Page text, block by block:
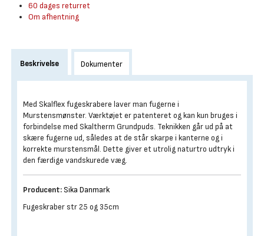
60 dages returret
Om afhentning
Beskrivelse Dokumenter
Med Skalflex fugeskrabere laver man fugerne i
Murstensmønster. Værktøjet er patenteret og kan kun bruges i
forbindelse med Skaltherm Grundpuds. Teknikken går ud på at
skære fugerne ud, således at de står skarpe i kanterne og i
korrekte murstensmål. Dette giver et utrolig naturtro udtryk i
den færdige vandskurede væg.
Producent: Sika Danmark
Fugeskraber str 25 og 35cm